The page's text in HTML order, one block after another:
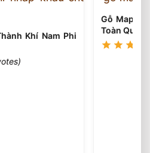
Khí Nam Phi
Gỗ Maple
Toàn Quốc